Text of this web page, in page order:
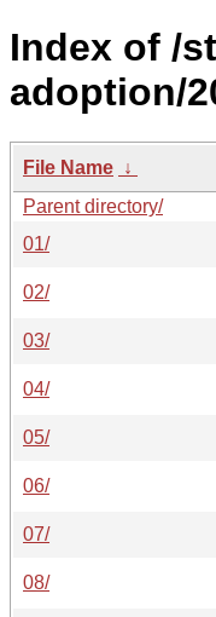
Index of /
adoption/
File Name ↓
Parent directory/
01/
02/
03/
04/
05/
06/
07/
08/